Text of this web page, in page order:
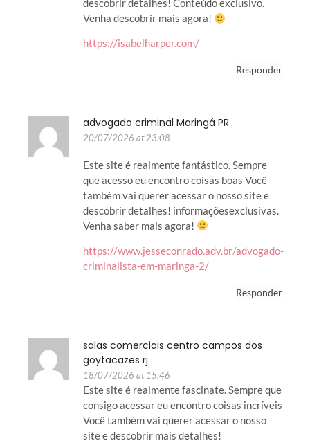
descobrir detalhes! Conteúdo exclusivo.
Venha descobrir mais agora!
https://isabelharper.com/
Responder
advogado criminal Maringá PR
20/07/2026 at 23:08
Este site é realmente fantástico. Sempre
que acesso eu encontro coisas boas Você
também vai querer acessar o nosso site e
descobrir detalhes! informaçõesexclusivas.
Venha saber mais agora!
https://www.jesseconrado.adv.br/advogado-
criminalista-em-maringa-2/
Responder
salas comerciais centro campos dos
goytacazes rj
18/07/2026 at 15:46
Este site é realmente fascinate. Sempre que
consigo acessar eu encontro coisas incríveis
Você também vai querer acessar o nosso
site e descobrir mais detalhes!